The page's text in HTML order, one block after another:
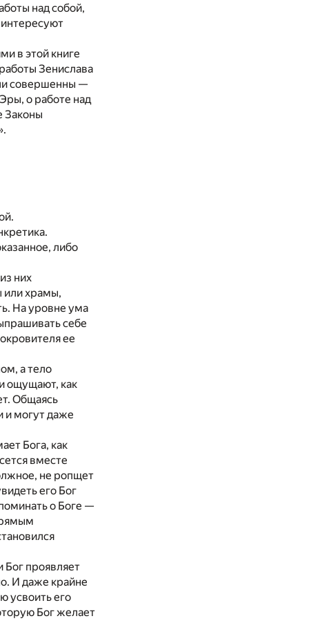
над собой,
в этой книге
Зенислава
совершенны —
о работе над
Законы
либо
них
или храмы,
На уровне ума
себе
ее
а тело
ощущают, как
Общаясь
и могут даже
Бога, как
вместе
не ропщет
его Бог
о Боге —
Бог проявляет
И даже крайне
усвоить его
Бог желает